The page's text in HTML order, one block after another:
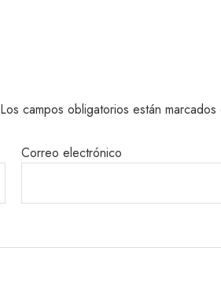
Los campos obligatorios están marcados
Correo electrónico